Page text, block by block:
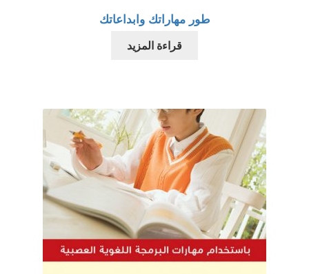
طور مهاراتك وابداعاتك
قراءة المزيد